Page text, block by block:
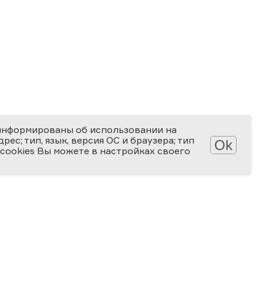
об использовании на
тип, язык, версия ОС и браузера; тип
Вы можете в настройках своего
Ok